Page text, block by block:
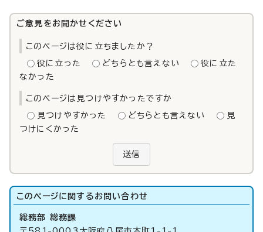
ご意見をお聞かせください
このページは役に立ちましたか？
役に立った どちらとも言えない
役に立た
なかった
このページは見つけやすかったですか
見つけやすかった どちらとも言えない
見
つけにくかった
送信
このページに関する お問い合わせ
総務部 総務課